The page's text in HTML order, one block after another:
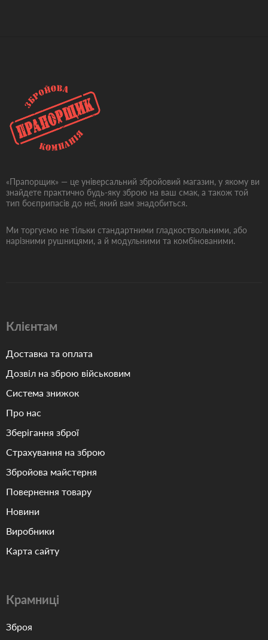
«Прапорщик» — це універсальний збройовий магазин, у якому ви
знайдете практично будь-яку зброю на ваш смак, а також той
тип боєприпасів до неї, який вам знадобиться.
Ми торгуємо не тільки стандартними гладкоствольними, або
нарізними рушницями, а й модульними та комбінованими.
Клієнтам
Доставка та оплата
Дозвіл на зброю військовим
Система знижок
Про нас
Зберігання зброї
Страхування на зброю
Збройова майстерня
Повернення товару
Новини
Виробники
Карта сайту
Крамниці
Зброя